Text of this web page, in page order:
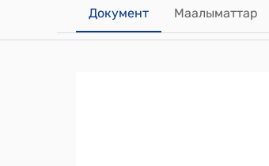
Документ Маалыматтар